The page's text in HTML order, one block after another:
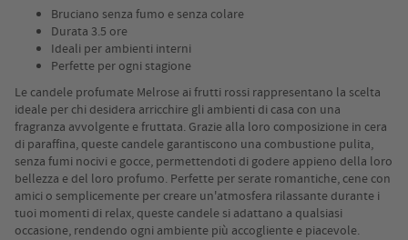
Bruciano senza fumo e senza colare
Durata 3.5 ore
Ideali per ambienti interni
Perfette per ogni stagione
Le candele profumate Melrose ai frutti rossi rappresentano la scelta
ideale per chi desidera arricchire gli ambienti di casa con una
fragranza avvolgente e fruttata. Grazie alla loro composizione in cera
di paraffina, queste candele garantiscono una combustione pulita,
senza fumi nocivi e gocce, permettendoti di godere appieno della loro
bellezza e del loro profumo. Perfette per serate romantiche, cene con
amici o semplicemente per creare un'atmosfera rilassante durante i
tuoi momenti di relax, queste candele si adattano a qualsiasi
occasione, rendendo ogni ambiente più accogliente e piacevole.